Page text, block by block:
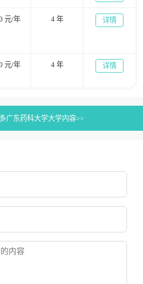
元/年 4 年 详情
元/年 4 年 详情
广东药科大学大学内容>>